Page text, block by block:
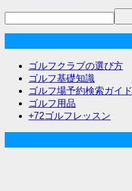
ビ
ゴルフクラブの選び方
ゴルフ基礎知識
ゴルフ場予約検索ガイド
ゴルフ用品
+72ゴルフレッスン